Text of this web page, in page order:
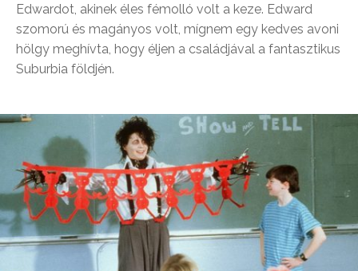
Edwardot, akinek éles fémolló volt a keze. Edward
szomorú és magányos volt, mígnem egy kedves avoni
hölgy meghívta, hogy éljen a családjával a fantasztikus
Suburbia földjén.